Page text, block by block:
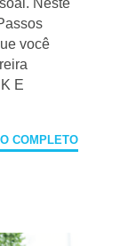
Neste
você
E
COMPLETO